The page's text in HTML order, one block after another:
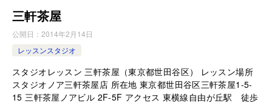
三軒茶屋
公開日： 2014年2月14日
レッスンスタジオ
スタジオレッスン 三軒茶屋（東京都世田谷区） レッスン場所
スタジオノア三軒茶屋店 所在地 東京都世田谷区三軒茶屋1-5-
15 三軒茶屋ノアビル 2F-5F アクセス 東横線自由が丘駅 徒歩